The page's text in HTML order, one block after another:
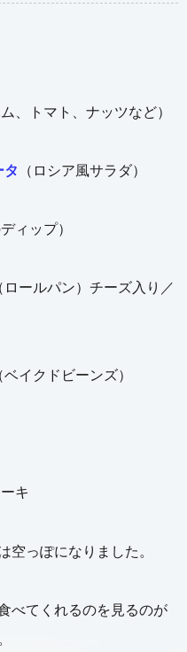
、トマト、ナッツなど）
タ （ロシア風サラダ）
ィップ）
ールパン）チーズ入り／
ベイクドビーンズ）
キ
空っぽになりました。
べてくれるのを見るのが